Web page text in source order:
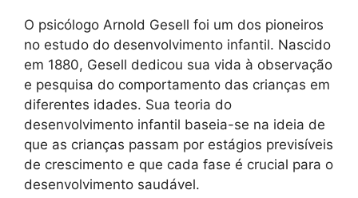
O psicólogo Arnold Gesell foi um dos pioneiros
no estudo do desenvolvimento infantil. Nascido
em 1880, Gesell dedicou sua vida à observação
e pesquisa do comportamento das crianças em
diferentes idades. Sua teoria do
desenvolvimento infantil baseia-se na ideia de
que as crianças passam por estágios previsíveis
de crescimento e que cada fase é crucial para o
desenvolvimento saudável.